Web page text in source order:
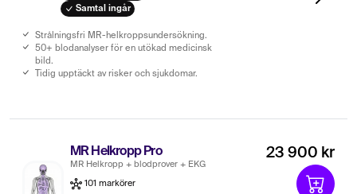
Samtal ingår
Strålningsfri MR-helkroppsundersökning.
50+ blodanalyser för en utökad medicinsk
bild.
Tidig upptäckt av risker och sjukdomar.
MR Helkropp Pro
MR Helkropp + blodprover + EKG
101 markörer
23 900 kr